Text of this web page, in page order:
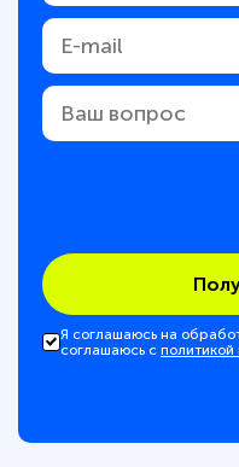
Я соглашаюсь на
соглашаюсь с политикой